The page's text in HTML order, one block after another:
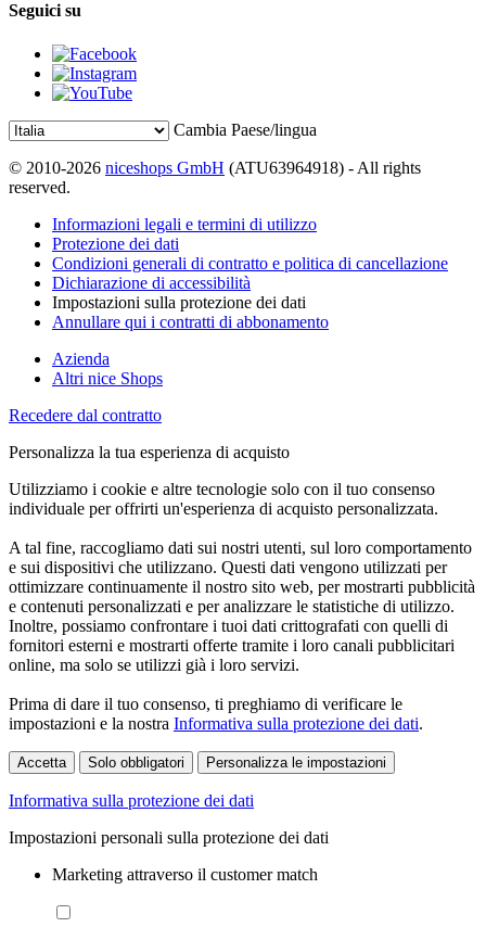
Seguici su
Cambia Paese/lingua
© 2010-2026 niceshops GmbH (ATU63964918) - All rights
reserved.
Informazioni legali e termini di utilizzo
Protezione dei dati
Condizioni generali di contratto e politica di cancellazione
Dichiarazione di accessibilità
Impostazioni sulla protezione dei dati
Annullare qui i contratti di abbonamento
Azienda
Altri nice Shops
Recedere dal contratto
Personalizza la tua esperienza di acquisto
Utilizziamo i cookie e altre tecnologie solo con il tuo consenso
individuale per offrirti un'esperienza di acquisto personalizzata.
A tal fine, raccogliamo dati sui nostri utenti, sul loro comportamento
e sui dispositivi che utilizzano. Questi dati vengono utilizzati per
ottimizzare continuamente il nostro sito web, per mostrarti pubblicità
e contenuti personalizzati e per analizzare le statistiche di utilizzo.
Inoltre, possiamo confrontare i tuoi dati crittografati con quelli di
fornitori esterni e mostrarti offerte tramite i loro canali pubblicitari
online, ma solo se utilizzi già i loro servizi.
Prima di dare il tuo consenso, ti preghiamo di verificare le
impostazioni e la nostra Informativa sulla protezione dei dati.
Accetta Solo obbligatori Personalizza le impostazioni
Informativa sulla protezione dei dati
Impostazioni personali sulla protezione dei dati
Marketing attraverso il customer match